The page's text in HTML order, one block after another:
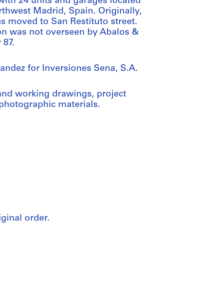
Madrid, Spain. Originally,
moved to San Restituto street.
was not overseen by Abalos &
for Inversiones Sena, S.A.
working drawings, project
materials.
order.